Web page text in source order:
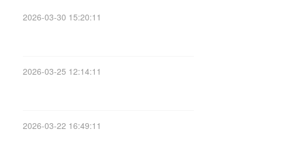
2026-03-30 15:20:11
2026-03-25 12:14:11
2026-03-22 16:49:11